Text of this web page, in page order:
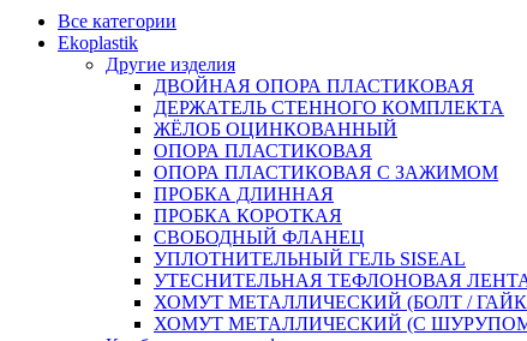
Все категории
Ekoplastik
Другие изделия
ДВОЙНАЯ ОПОРА ПЛАСТИКОВАЯ
ДЕРЖАТЕЛЬ СТЕННОГО КОМПЛЕКТА
ЖЁЛОБ ОЦИНКОВАННЫЙ
ОПОРА ПЛАСТИКОВАЯ
ОПОРА ПЛАСТИКОВАЯ С ЗАЖИМОМ
ПРОБКА ДЛИННАЯ
ПРОБКА КОРОТКАЯ
СВОБОДНЫЙ ФЛАНЕЦ
УПЛОТНИТЕЛЬНЫЙ ГЕЛЬ SISEAL
УТЕСНИТЕЛЬНАЯ ТЕФЛОНОВАЯ
ХОМУТ МЕТАЛЛИЧЕСКИЙ (БОЛТ /
ХОМУТ МЕТАЛЛИЧЕСКИЙ (С